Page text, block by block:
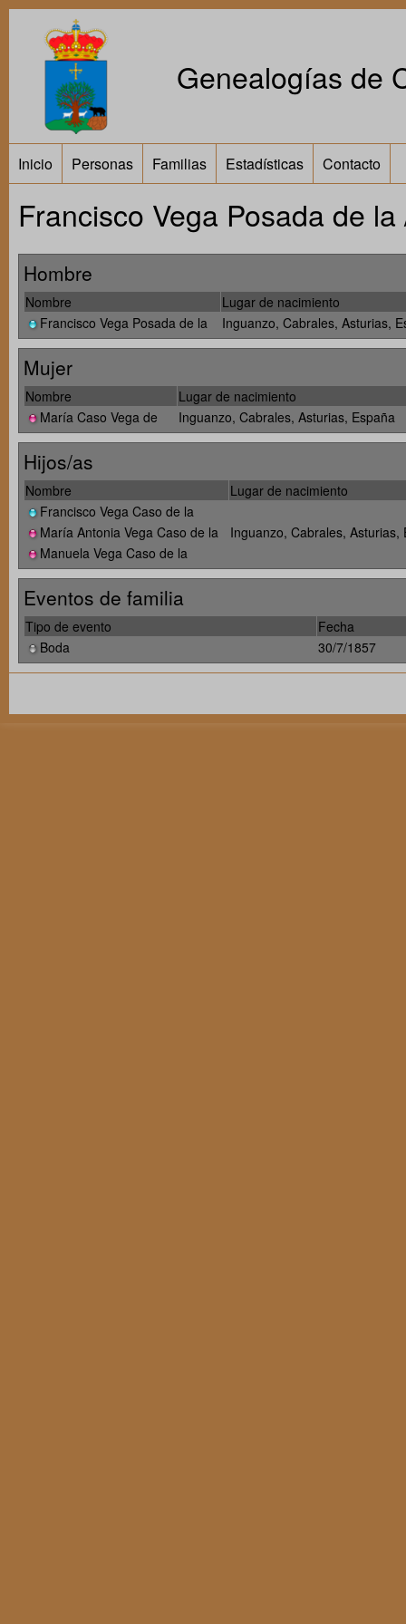
Genealogías de
Inicio Personas Familias Estadísticas Contacto
Francisco Vega Posada de
Hombre
Nombre
Lugar de nacimiento
Francisco Vega Posada de la
Inguanzo, Cabrales, Asturias,
Mujer
Nombre
Lugar de nacimiento
María Caso Vega de
Inguanzo, Cabrales, Asturias, España
Hijos/as
Nombre
Lugar de nacimiento
Francisco Vega Caso de la
María Antonia Vega Caso de la
Inguanzo, Cabrales, Asturias,
Manuela Vega Caso de la
Eventos de familia
Tipo de evento
Fecha
Boda
30/7/1857